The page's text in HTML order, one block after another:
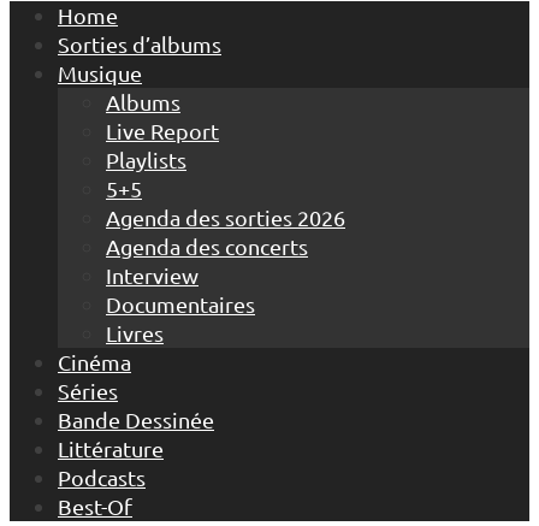
Home
Sorties d’albums
Musique
Albums
Live Report
Playlists
5+5
Agenda des sorties 2026
Agenda des concerts
Interview
Documentaires
Livres
Cinéma
Séries
Bande Dessinée
Littérature
Podcasts
Best-Of